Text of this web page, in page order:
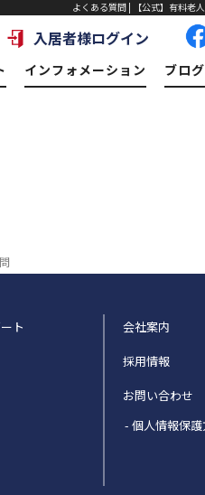
よくある質問 | 【公式】有料老
入居者様ログイン
インフォメーション ブログ
ト
会社案内
採用情報
お問い合わせ
個人情報保